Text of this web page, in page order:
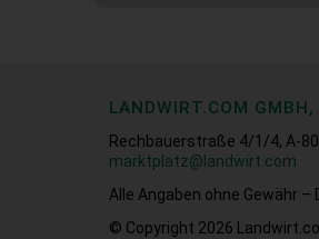
LANDWIRT.COM
Rechbauerstraße 4/1/4, A-
marktplatz@landwirt.com
Alle Angaben ohne Gewähr
© Copyright 2026